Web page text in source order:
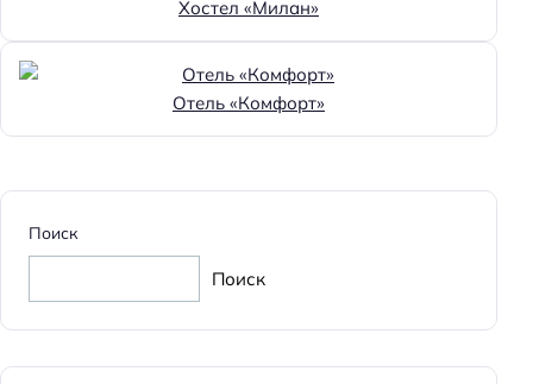
Достижения
Главное
Кондиционер в номере
Хостел «Милан»
Отель «Комфорт»
Поиск
Поиск